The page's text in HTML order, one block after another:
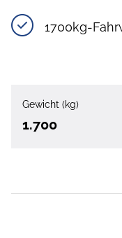
1700kg-
Gewicht (kg)
1.700